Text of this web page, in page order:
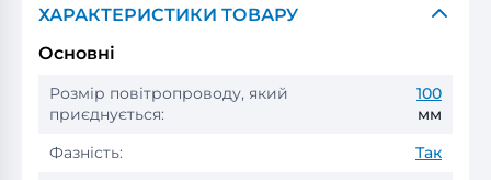
ХАРАКТЕРИСТИКИ ТОВАРУ
Основні
Розмір повітропроводу, який
приєднується:
100
мм
Фазність:
Так